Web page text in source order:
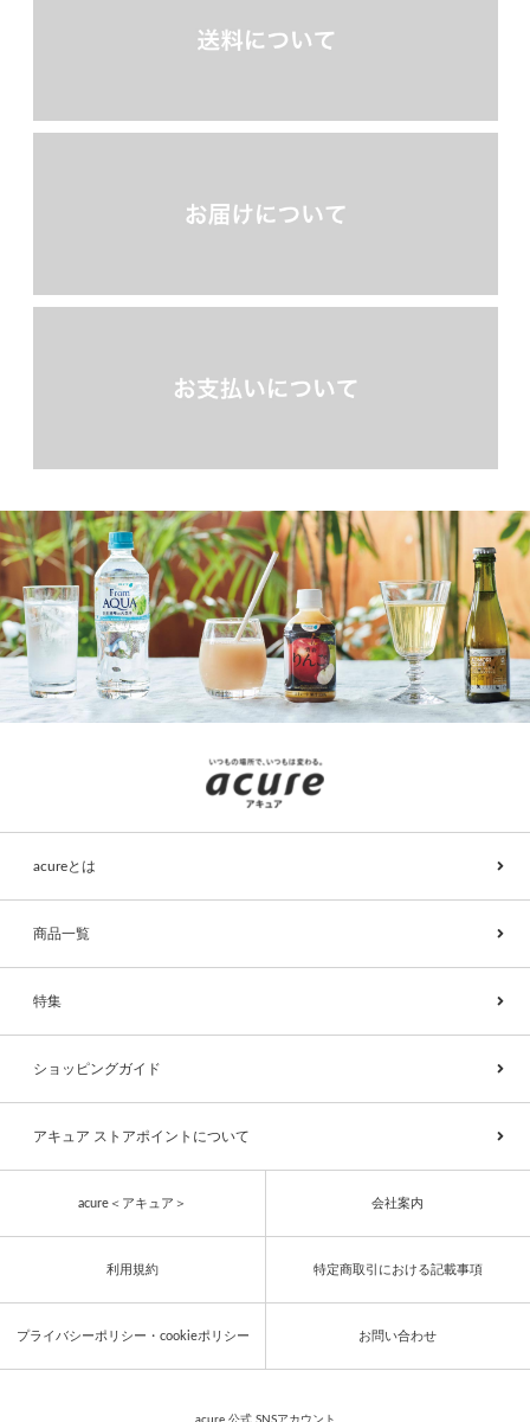
acureとは
商品一覧
特集
ショッピングガイド
アキュア ストアポイントについて
acure＜アキュア＞ 会社案内
利用規約 特定商取引における記載事項
プライバシーポリシー・cookieポリシー お問い合わせ
acure 公式 SNSアカウント